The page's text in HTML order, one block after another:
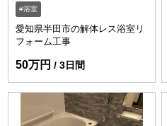
浴室
愛知県半田市の解体レス浴室リ
フォーム工事
50万円 3日間